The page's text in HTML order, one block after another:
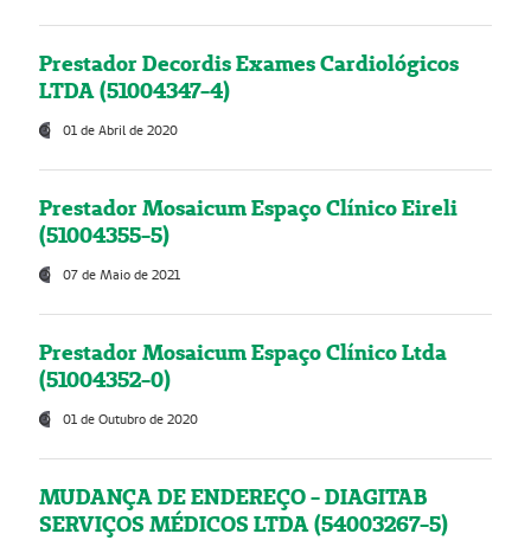
Prestador Decordis Exames Cardiológicos
LTDA (51004347-4)
01 de Abril de 2020
Prestador Mosaicum Espaço Clínico Eireli
(51004355-5)
07 de Maio de 2021
Prestador Mosaicum Espaço Clínico Ltda
(51004352-0)
01 de Outubro de 2020
MUDANÇA DE ENDEREÇO - DIAGITAB
SERVIÇOS MÉDICOS LTDA (54003267-5)